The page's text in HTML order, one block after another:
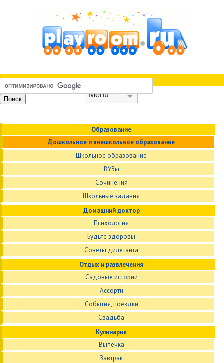
Образование
Дошкольное и внешкольное образование
Школьное образование
ВУЗы
Сочинения
Школьные задания
Домашний доктор
Психология
Будьте здоровы
Советы дилетанта
Отдых и развлечения
Садовые истории
Ассорти
События, поездки
Свадьба
Кулинария
Выпечка
Завтрак